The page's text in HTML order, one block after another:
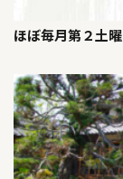
ほぼ毎月第２土